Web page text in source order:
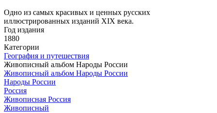
Одно из самых красивых и ценных русских
иллюстрированных изданий XIX века.
Год издания
1880
Категории
География и путешествия
Живописный альбом Народы России
Живописный альбом Народы России
Народы России
Россия
Живописная Россия
Живописный